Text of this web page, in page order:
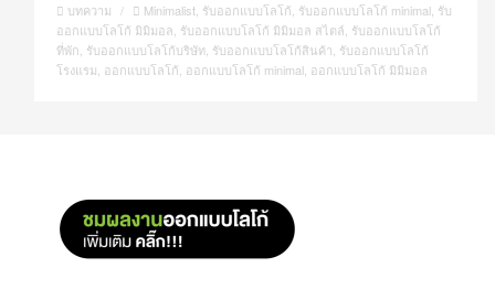
บทความ / Minimalist, รับออกแบบโลโก้ รับออกแบบโลโก้ minimal, รับ
ออกแบบโลโก้ มิมิมอล รับออกแบบโลโก้ มิมิมอล สไตล์ รับออกแบบโลโก้
ที่พัก รับออกแบบโลโก้บริษัท, รับออกแบบโลโก้สินค้า รับออกแบบโลโก้
โรงแรม ออกแบบโลโก้ ออกแบบโลโก้ minimal, ออกแบบโลโก้ มิมิมอล